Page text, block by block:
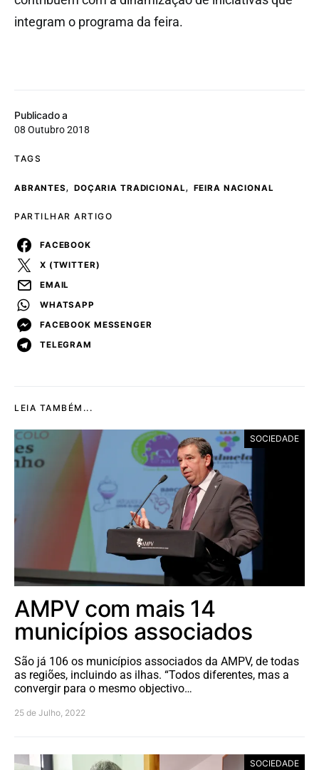
Publicado a
08 Outubro 2018
TAGS
ABRANTES, DOÇARIA TRADICIONAL, FEIRA NACIONAL
PARTILHAR ARTIGO
FACEBOOK
X (TWITTER)
EMAIL
WHATSAPP
FACEBOOK MESSENGER
TELEGRAM
integram o programa da feira.
LEIA TAMBÉM...
SOCIEDADE
AMPV com mais 14
municípios associados
São já 106 os municípios associados da AMPV, de todas
as regiões, incluindo as ilhas. “Todos diferentes, mas a
convergir para o mesmo objectivo…
25 de Julho, 2022
SOCIEDADE